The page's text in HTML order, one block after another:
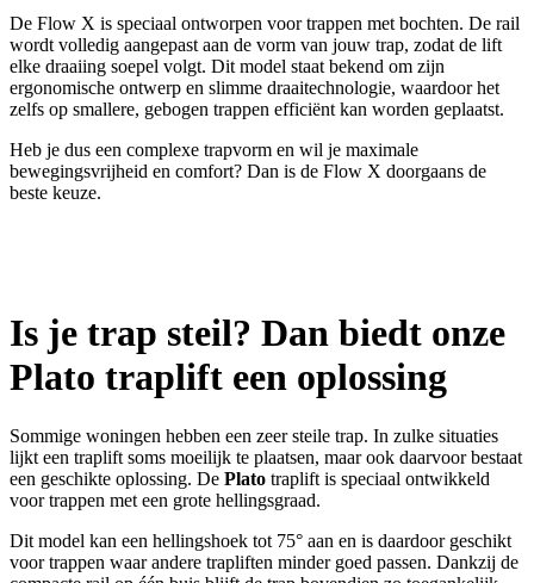
De Flow X is speciaal ontworpen voor trappen met bochten. De rail
wordt volledig aangepast aan de vorm van jouw trap, zodat de lift
elke draaiing soepel volgt. Dit model staat bekend om zijn
ergonomische ontwerp en slimme draaitechnologie, waardoor het
zelfs op smallere, gebogen trappen efficiënt kan worden geplaatst.
Heb je dus een complexe trapvorm en wil je maximale
bewegingsvrijheid en comfort? Dan is de Flow X doorgaans de
beste keuze.
Is je trap steil? Dan biedt onze
Plato traplift een oplossing
Sommige woningen hebben een zeer steile trap. In zulke situaties
lijkt een traplift soms moeilijk te plaatsen, maar ook daarvoor bestaat
een geschikte oplossing. De Platotraplift is speciaal ontwikkeld
voor trappen met een grote hellingsgraad.
Dit model kan een hellingshoek tot 75° aan en is daardoor geschikt
voor trappen waar andere trapliften minder goed passen. Dankzij de